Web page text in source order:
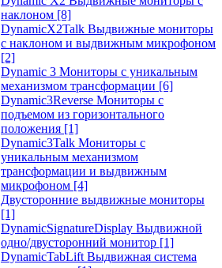
наклоном [8]
DynamicX2Talk Выдвижные мониторы
с наклоном и выдвижным микрофоном
[2]
Dynamic 3 Мониторы с уникальным
механизмом трансформации [6]
Dynamic3Reverse Мониторы с
подъемом из горизонтального
положения [1]
Dynamic3Talk Мониторы с
уникальным механизмом
трансформации и выдвижным
микрофоном [4]
Двусторонние выдвижные мониторы
[1]
DynamicSignatureDisplay Выдвижной
одно/двусторонний монитор [1]
DynamicTabLift Выдвижная система